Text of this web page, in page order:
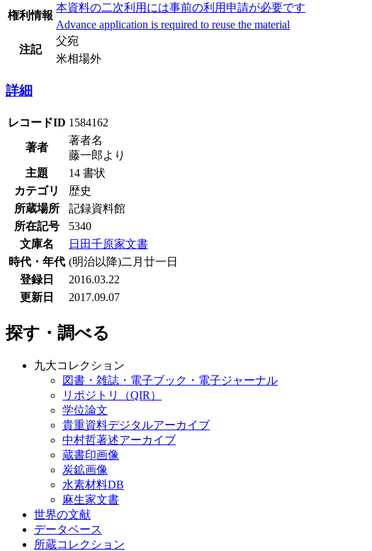
権利情報
本資料の二次利用には事前の利用申請が必要です
Advance application is required to reuse the material
注記
父宛
米相場外
詳細
レコードID 1584162
著者
著者名
藤一郎より
主題
14 書状
カテゴリ
歴史
所蔵場所
記録資料館
所在記号
5340
文庫名
日田千原家文書
時代・年代 (明治以降)二月廿一日
登録日
2016.03.22
更新日
2017.09.07
探す・調べる
九大コレクション
図書・雑誌・電子ブック・電子ジャーナル
リポジトリ（QIR）
学位論文
貴重資料デジタルアーカイブ
中村哲著述アーカイブ
蔵書印画像
炭鉱画像
水素材料DB
麻生家文書
世界の文献
データベース
所蔵コレクション